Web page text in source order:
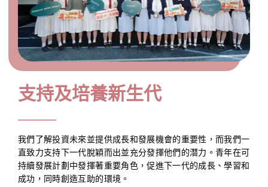
支持及培養新生代
我們了解投資未來並提供成長和發展機會的重要性，而我們一
直致力支持下一代脫穎而出並充分發揮他們的潛力。青年在可
持續發展計劃中發揮著重要角色，促進下一代的成長、學習和
成功，同時創造互助的環境。